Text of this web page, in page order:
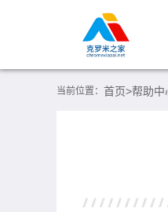
当前位置： 首页>帮助中